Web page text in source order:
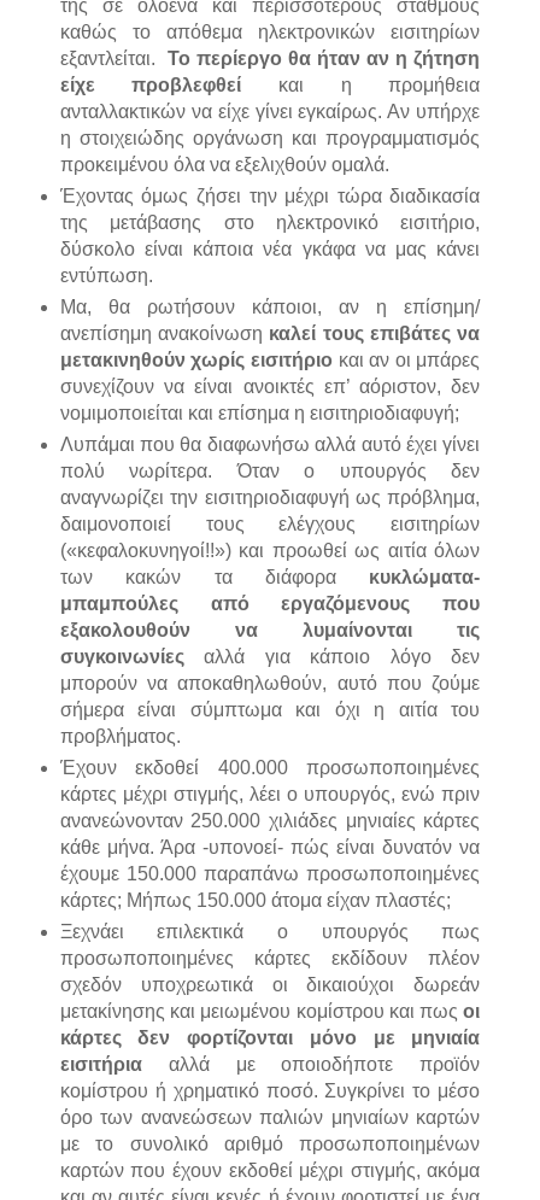
της σε ολοένα και περισσότερους σταθμούς
καθώς το απόθεμα ηλεκτρονικών εισιτηρίων
εξαντλείται. Το περίεργο θα ήταν αν η ζήτηση
είχε προβλεφθεί και η προμήθεια
ανταλλακτικών να είχε γίνει εγκαίρως. Αν υπήρχε
η στοιχειώδης οργάνωση και προγραμματισμός
προκειμένου όλα να εξελιχθούν ομαλά.
Έχοντας όμως ζήσει την μέχρι τώρα διαδικασία
της μετάβασης στο ηλεκτρονικό εισιτήριο,
δύσκολο είναι κάποια νέα γκάφα να μας κάνει
εντύπωση.
Μα, θα ρωτήσουν κάποιοι, αν η επίσημη/
ανεπίσημη ανακοίνωση καλεί τους επιβάτες να
μετακινηθούν χωρίς εισιτήριο και αν οι μπάρες
συνεχίζουν να είναι ανοικτές επ’ αόριστον, δεν
νομιμοποιείται και επίσημα η εισιτηριοδιαφυγή;
Λυπάμαι που θα διαφωνήσω αλλά αυτό έχει γίνει
πολύ νωρίτερα. Όταν ο υπουργός δεν
αναγνωρίζει την εισιτηριοδιαφυγή ως πρόβλημα,
δαιμονοποιεί τους ελέγχους εισιτηρίων
(«κεφαλοκυνηγοί!!») και προωθεί ως αιτία όλων
των κακών τα διάφορα κυκλώματα-
μπαμπούλες από εργαζόμενους που
εξακολουθούν να λυμαίνονται τις
συγκοινωνίες αλλά για κάποιο λόγο δεν
μπορούν να αποκαθηλωθούν, αυτό που ζούμε
σήμερα είναι σύμπτωμα και όχι η αιτία του
προβλήματος.
Έχουν εκδοθεί 400.000 προσωποποιημένες
κάρτες μέχρι στιγμής, λέει ο υπουργός, ενώ πριν
ανανεώνονταν 250.000 χιλιάδες μηνιαίες κάρτες
κάθε μήνα. Άρα -υπονοεί- πώς είναι δυνατόν να
έχουμε 150.000 παραπάνω προσωποποιημένες
κάρτες; Μήπως 150.000 άτομα είχαν πλαστές;
Ξεχνάει επιλεκτικά ο υπουργός πως
προσωποποιημένες κάρτες εκδίδουν πλέον
σχεδόν υποχρεωτικά οι δικαιούχοι δωρεάν
μετακίνησης και μειωμένου κομίστρου και πωςοι
κάρτες δεν φορτίζονται μόνο με μηνιαία
εισιτήριααλλά με οποιοδήποτε προϊόν
κομίστρου ή χρηματικό ποσό. Συγκρίνει το μέσο
όρο των ανανεώσεων παλιών μηνιαίων καρτών
με το συνολικό αριθμό προσωποποιημένων
καρτών που έχουν εκδοθεί μέχρι στιγμής, ακόμα